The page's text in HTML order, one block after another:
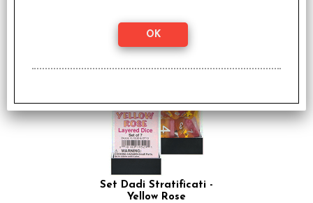
14,50
Set Dadi Stratificati -
Yellow Rose